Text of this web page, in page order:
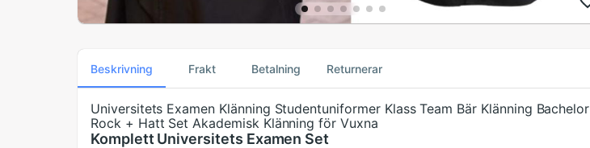
Beskrivning Frakt Betalning Returnerar
Universitets Examen Klänning Studentuniformer Klass Team Bär Klänning Bachelor
Rock + Hatt Set Akademisk Klänning för Vuxna
Komplett Universitets Examen Set